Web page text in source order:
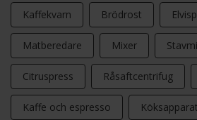
Kaffekvarn Brödrost Elvisp
Matberedare Mixer
Citruspress Råsaftcentrifug
Kaffe och espresso